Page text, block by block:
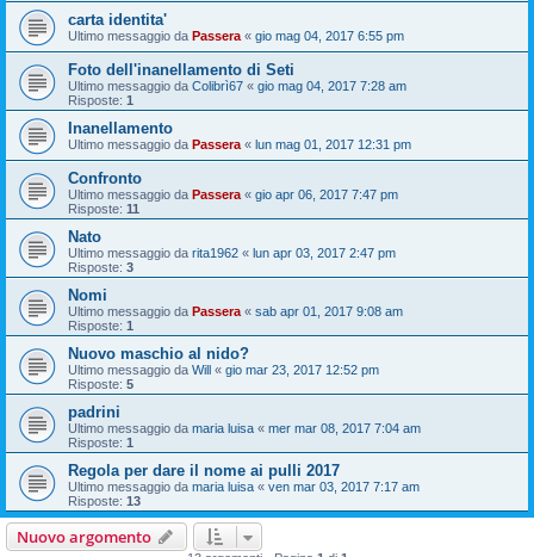
carta identita'
Ultimo messaggio da Passera « gio mag 04, 2017 6:55 pm
Foto dell'inanellamento di Seti
Ultimo messaggio da Colibrì67 « gio mag 04, 2017 7:28 am
Risposte: 1
Inanellamento
Ultimo messaggio da Passera « lun mag 01, 2017 12:31 pm
Confronto
Ultimo messaggio da Passera « gio apr 06, 2017 7:47 pm
Risposte: 11
Nato
Ultimo messaggio da rita1962 « lun apr 03, 2017 2:47 pm
Risposte: 3
Nomi
Ultimo messaggio da Passera « sab apr 01, 2017 9:08 am
Risposte: 1
Nuovo maschio al nido?
Ultimo messaggio da Will « gio mar 23, 2017 12:52 pm
Risposte: 5
padrini
Ultimo messaggio da maria luisa « mer mar 08, 2017 7:04 am
Risposte: 1
Regola per dare il nome ai pulli 2017
Ultimo messaggio da maria luisa « ven mar 03, 2017 7:17 am
Risposte: 13
Nuovo argomento